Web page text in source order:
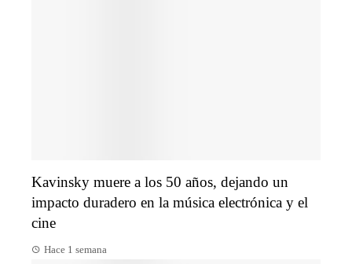
Kavinsky muere a los 50 años, dejando un
impacto duradero en la música electrónica y el
cine
Hace 1 semana